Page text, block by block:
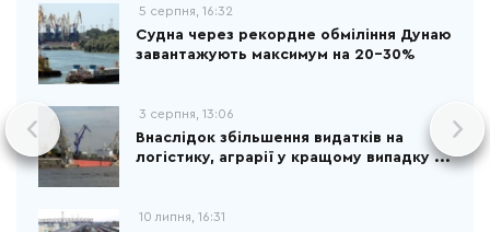
5 серпня, 16:32
Судна через рекордне обміління Дунаю
завантажують максимум на 20-30%
3 серпня, 13:06
Внаслідок збільшення видатків на
логістику, аграрії у кращому випадку ...
10 липня, 16:31